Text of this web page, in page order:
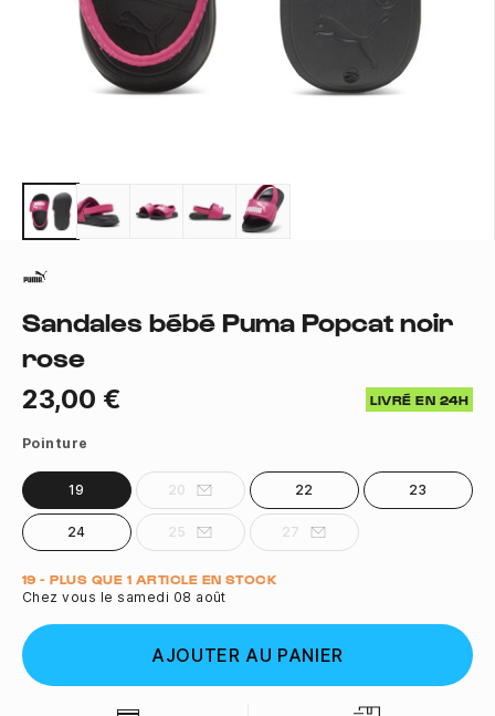
Sandales bébé Puma Popcat noir
rose
23,00 € LIVRÉ EN 24H
Pointure
19 20 22 23
24 25 27
Quantité
19 - PLUS QUE 1 ARTICLE EN STOCK
Chez vous le samedi 08 août
AJOUTER AU PANIER